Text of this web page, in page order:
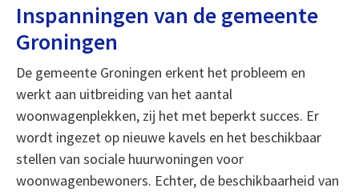
Inspanningen van de gemeente
Groningen
De gemeente Groningen erkent het probleem en
werkt aan uitbreiding van het aantal
woonwagenplekken, zij het met beperkt succes. Er
wordt ingezet op nieuwe kavels en het beschikbaar
stellen van sociale huurwoningen voor
woonwagenbewoners. Echter, de beschikbaarheid van